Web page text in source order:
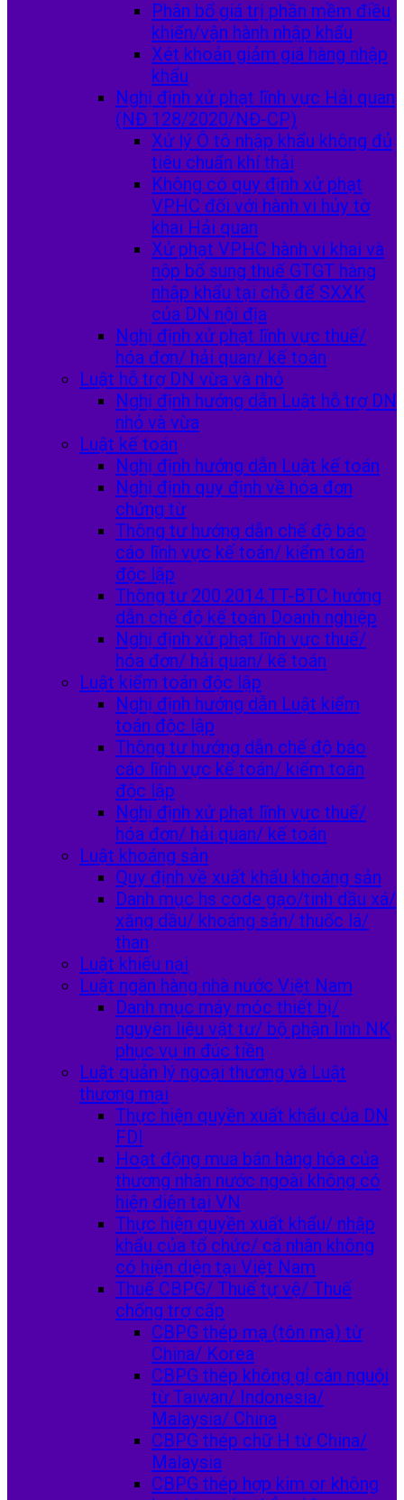
Phân bổ giá trị phần mềm điều
khiển/vận hành nhập khẩu
Xét khoản giảm giá hàng nhập
khẩu
Nghị định xử phạt lĩnh vực Hải quan
(NĐ 128/2020/NĐ-CP)
Xử lý Ô tô nhập khẩu không đủ
tiêu chuẩn khí thải
Không có quy định xử phạt
VPHC đối với hành vi hủy tờ
khai Hải quan
Xử phạt VPHC hành vi khai và
nộp bổ sung thuế GTGT hàng
nhập khẩu tại chỗ để SXXK
của DN nội địa
Nghị định xử phạt lĩnh vực thuế/
hóa đơn/ hải quan/ kế toán
Luật hỗ trợ DN vừa và nhỏ
Nghị định hướng dẫn Luật hỗ trợ DN
nhỏ và vừa
Luật kế toán
Nghị định hướng dẫn Luật kế toán
Nghị định quy định về hóa đơn
chứng từ
Thông tư hướng dẫn chế độ báo
cáo lĩnh vực kế toán/ kiểm toán
độc lập
Thông tư 200.2014.TT-BTC hướng
dẫn chế độ kế toán Doanh nghiệp
Nghị định xử phạt lĩnh vực thuế/
hóa đơn/ hải quan/ kế toán
Luật kiểm toán độc lập
Nghị định hướng dẫn Luật kiểm
toán độc lập
Thông tư hướng dẫn chế độ báo
cáo lĩnh vực kế toán/ kiểm toán
độc lập
Nghị định xử phạt lĩnh vực thuế/
hóa đơn/ hải quan/ kế toán
Luật khoáng sản
Quy định về xuất khẩu khoáng sản
Danh mục hs code gạo/tinh dầu xá/
xăng dầu/ khoáng sản/ thuốc lá/
than
Luật khiếu nại
Luật ngân hàng nhà nước Việt Nam
Danh mục máy móc thiết bị/
nguyên liệu vật tư/ bộ phận linh NK
phục vụ in đúc tiền
Luật quản lý ngoại thương và Luật
thương mại
Thực hiện quyền xuất khẩu của DN
FDI
Hoạt động mua bán hàng hóa của
thương nhân nước ngoài không có
hiện diện tại VN
Thực hiện quyền xuất khẩu/ nhập
khẩu của tổ chức/ cá nhân không
có hiện diện tại Việt Nam
Thuế CBPG/ Thuế tự vệ/ Thuế
chống trợ cấp
CBPG thép mạ (tôn mạ) từ
China/ Korea
CBPG thép không gỉ cán nguội
từ Taiwan/ Indonesia/
Malaysia/ China
CBPG thép chữ H từ China/
Malaysia
CBPG thép hợp kim or không